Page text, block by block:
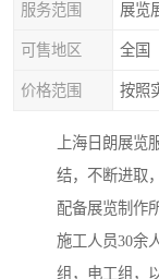
服务范围 展览
可售地区 全国
价格范围 按照
上海日朗展览
结，不断进取
配备展览制作
施工人员30余
组，电工组，